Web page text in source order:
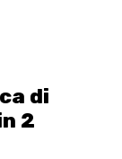
di
2